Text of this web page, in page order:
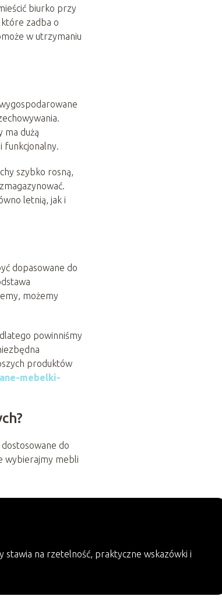
biurko przy
zadba o
w utrzymaniu
ma dużą
funkcjonalny.
szybko rosną,
letnią, jak i
dopasowane do
możemy
powinniśmy
produktów
mebelki-
do
wybierajmy mebli
stawia na rzetelność, praktyczne wskazówki i